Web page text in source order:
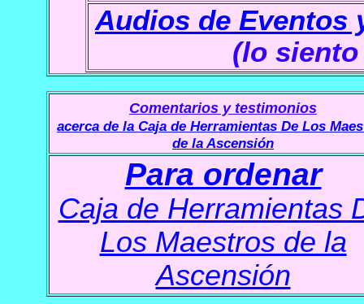
Audios de Eventos
(lo
Comentarios y testimonios
acerca de la Caja de Herramientas De Los
de la Ascensión
Para ordenar
Caja de Herramientas
Los Maestros de la
Ascensión